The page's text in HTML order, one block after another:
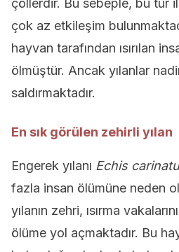
çöllerdir. Bu sebeple, bu tür
çok az etkileşim
hayvan tarafından ısırılan
ölmüştür. Ancak yılanlar
saldırmaktadır.
En sık görülen zehirli yılan
Engerek yılanı Echis
fazla insan ölümüne neden
yılanın zehri, ısırma
ölüme yol açmaktadır. Bu